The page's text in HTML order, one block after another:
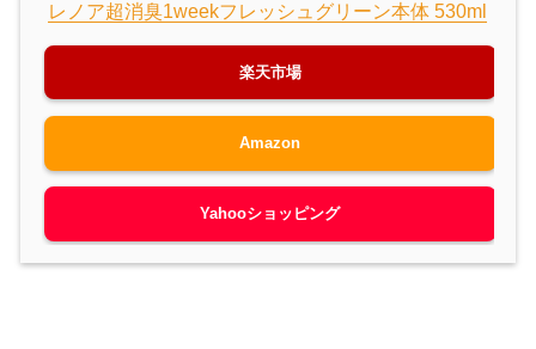
レノア超消臭1weekフレッシュグリーン本体 530ml
楽天市場
Amazon
Yahooショッピング